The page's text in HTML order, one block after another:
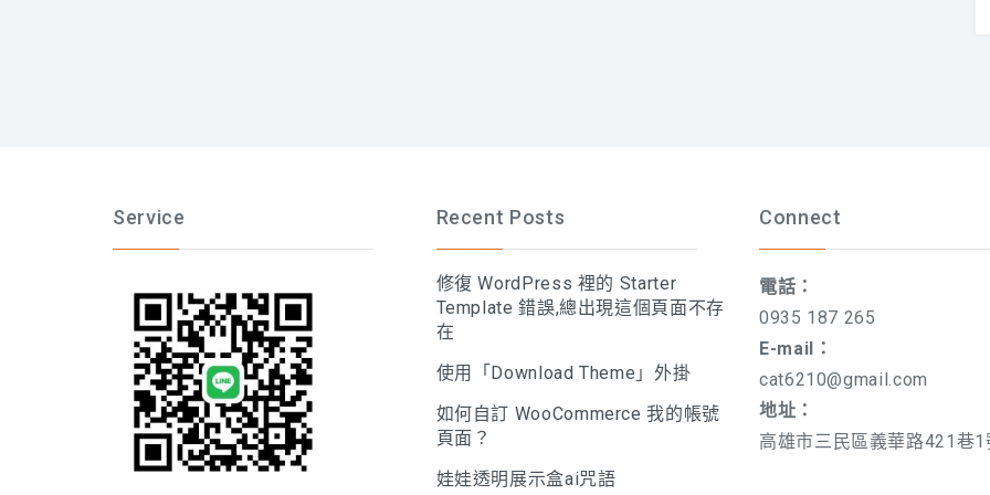
Service Recent Posts
修復 WordPress 裡的 Starter
Template 錯誤,總出現這個頁面不存
在
使用「Download Theme」外掛
如何自訂 WooCommerce 我的帳號
頁面？
娃娃透明展示盒ai咒語
Connect
電話：
0935 187 265
E-mail：
cat6210@gmail.com
地址：
高雄市三民區義華路421巷1